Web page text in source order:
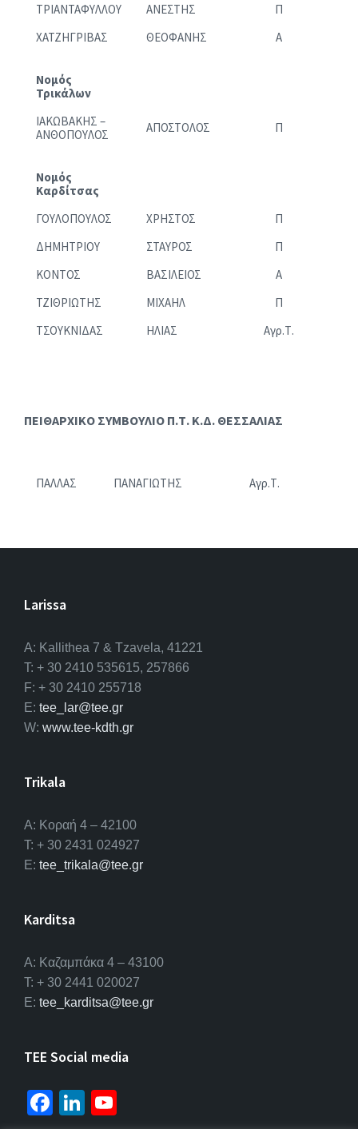
ΤΡΙΑΝΤΑΦΥΛΛΟΥ
ΑΝΕΣΤΗΣ
Π
ΧΑΤΖΗΓΡΙΒΑΣ
ΘΕΟΦΑΝΗΣ Α
Νομός
Τρικάλων
ΙΑΚΩΒΑΚΗΣ –
ΑΝΘΟΠΟΥΛΟΣ
ΑΠΟΣΤΟΛΟΣ Π
Νομός
Καρδίτσας
ΓΟΥΛΟΠΟΥΛΟΣ
ΧΡΗΣΤΟΣ
Π
ΔΗΜΗΤΡΙΟΥ
ΣΤΑΥΡΟΣ
Π
ΚΟΝΤΟΣ
ΒΑΣΙΛΕΙΟΣ
Α
ΤΖΙΘΡΙΩΤΗΣ
ΜΙΧΑΗΛ
Π
ΤΣΟΥΚΝΙΔΑΣ
ΗΛΙΑΣ Αγρ.Τ.
ΠΕΙΘΑΡΧΙΚΟ ΣΥΜΒΟΥΛΙΟ Π.Τ. Κ.Δ. ΘΕΣΣΑΛΙΑΣ
ΠΑΛΛΑΣ ΠΑΝΑΓΙΩΤΗΣ Αγρ.Τ.
Larissa
A: Kallithea 7 & Tzavela, 41221
T: + 30 2410 535615, 257866
F: + 30 2410 255718
E: tee_lar@tee.gr
W: www.tee-kdth.gr
Trikala
Α: Κοραή 4 – 42100
T: + 30 2431 024927
E: tee_trikala@tee.gr
Karditsa
A: Καζαμπάκα 4 – 43100
T: + 30 2441 020027
E: tee_karditsa@tee.gr
TEE Social media
Fa Li